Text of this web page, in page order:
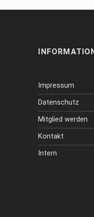
Impressum
Datenschutz
Mitglied werden
Kontakt
Intern